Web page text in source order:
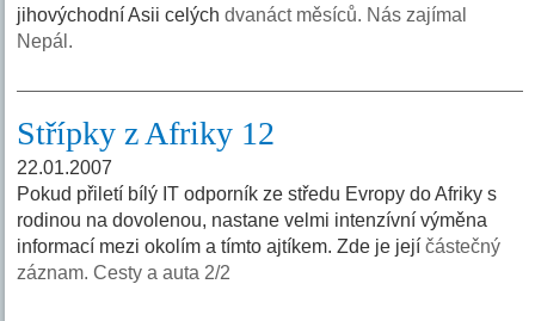
jihovýchodní Asii celýchdvanáct měsíců. Nás zajímal
Nepál.
Střípky z Afriky 12
22.01.2007
Pokud přiletí bílý IT odporník ze středu Evropy do Afriky s
rodinou na dovolenou, nastane velmi intenzívní výměna
informací mezi okolím a tímto ajtíkem. Zde je jejíčástečný
záznam. Cesty a auta 2/2